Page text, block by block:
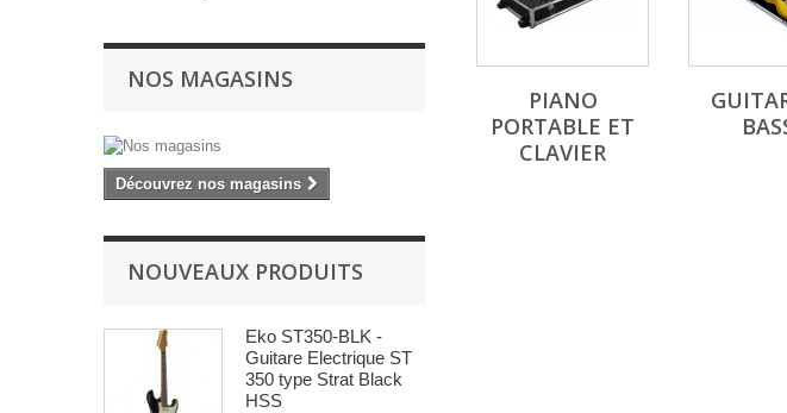
NOS MAGASINS
Découvrez nos magasins
NOUVEAUX PRODUITS
Eko ST350-BLK -
Guitare Electrique ST
350 type Strat Black
HSS
PIANO
PORTABLE ET
CLAVIER